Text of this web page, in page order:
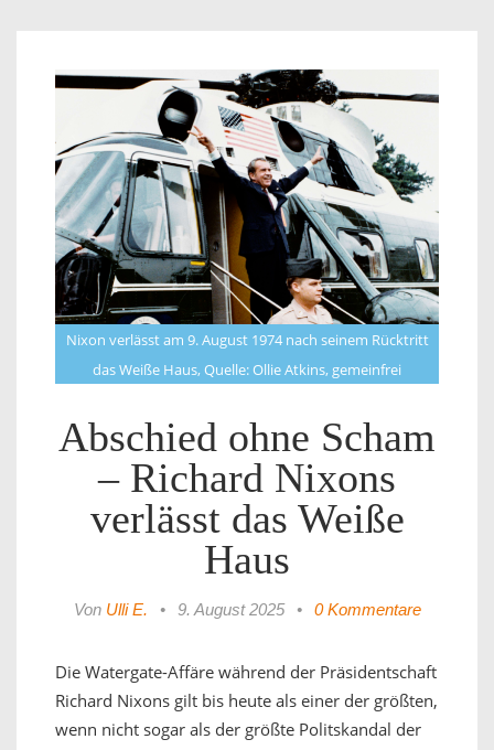
Nixon verlässt am 9. August 1974 nach seinem Rücktritt
das Weiße Haus, Quelle: Ollie Atkins, gemeinfrei
Abschied ohne Scham
– Richard Nixons
verlässt das Weiße
Haus
Von Ulli E. • 9. August 2025 • 0 Kommentare
Die Watergate-Affäre während der Präsidentschaft
Richard Nixons gilt bis heute als einer der größten,
wenn nicht sogar als der größte Politskandal der